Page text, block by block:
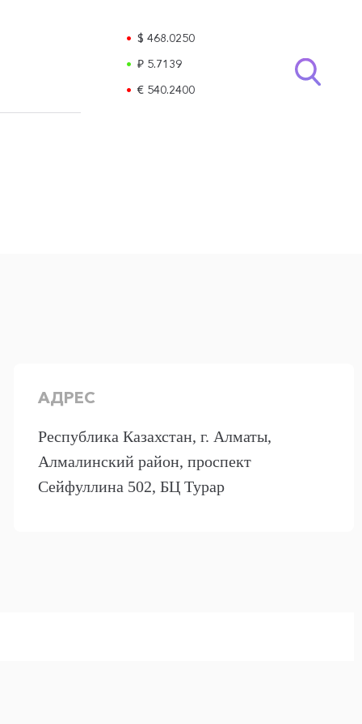
$ 468.0250
₽ 5.7139
€ 540.2400
АДРЕС
Республика Казахстан, г. Алматы,
Алмалинский район, проспект
Сейфуллина 502, БЦ Турар